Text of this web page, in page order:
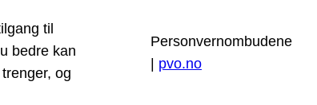
til
bedre kan
og
Personvernombudene
pvo.no